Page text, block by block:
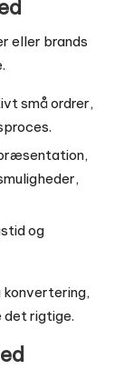
eller brands
små ordrer,
og
konvertering,
rigtige.